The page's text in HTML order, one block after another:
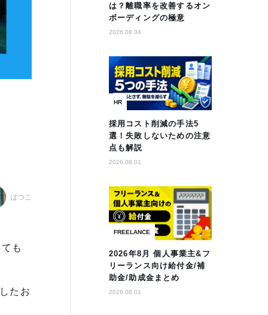
はつこ
も
たお
は？離職率を改善するオン
ボーディングの極意
2026.08.04
HR
採用コスト削減の手法5
選！失敗しないための注意
点も解説
2026.08.01
FREELANCE
2026年8月 個人事業主&フ
リーランス向け給付金/補
助金/助成金まとめ
2026.08.01